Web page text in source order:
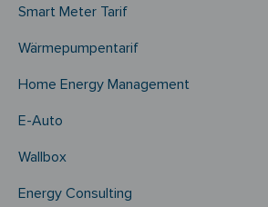
Smart Meter Tarif
Wärmepumpentarif
Home Energy Management
E-Auto
Wallbox
Energy Consulting